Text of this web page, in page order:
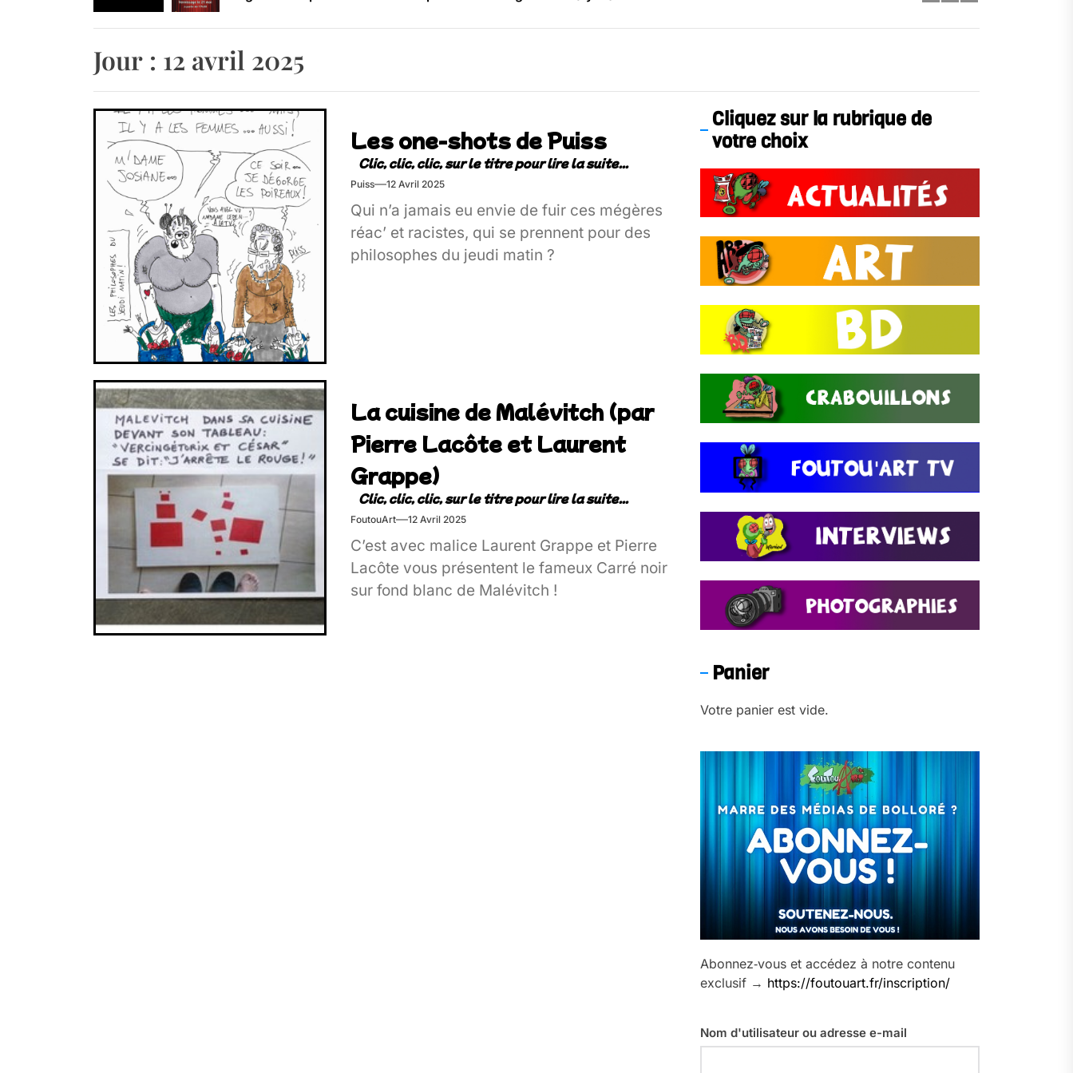
Retrouvez-nous au Bos’Tock Festival – Samedi 18 juillet (Vaulx-en-Velin)
Jour : 12 avril 2025
Les one-shots de Puiss
Puiss 12 Avril 2025
Qui n’a jamais eu envie de fuir ces mégères
réac’ et racistes, qui se prennent pour des
philosophes du jeudi matin ?
La cuisine de Malévitch (par
Pierre Lacôte et Laurent
Grappe)
FoutouArt 12 Avril 2025
C’est avec malice Laurent Grappe et Pierre
Lacôte vous présentent le fameux Carré noir
sur fond blanc de Malévitch !
Cliquez sur la rubrique de
votre choix
Panier
Votre panier est vide.
Abonnez‑vous et accédez à notre contenu
exclusif → https://foutouart.fr/inscription/
Nom d'utilisateur ou adresse e-mail